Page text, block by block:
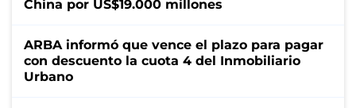
China por US$19.000 millones
ARBA informó que vence el plazo para pagar
con descuento la cuota 4 del Inmobiliario
Urbano